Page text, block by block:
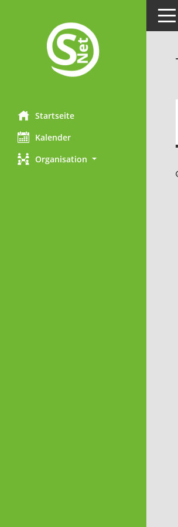
Startseite
Kalender
Organisation